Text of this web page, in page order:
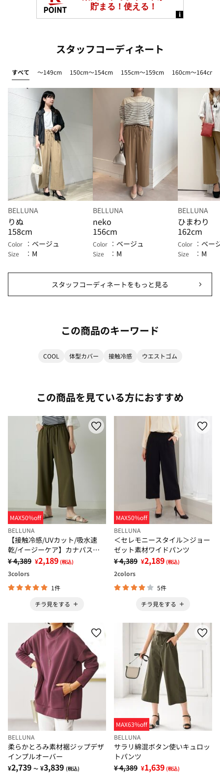
スタッフコーディネート
すべて ～149cm 150cm～154cm 155cm～159cm 160cm～164cm
BELLUNA
りぬ
158cm
Color ベージュ
Size M
BELLUNA
neko
156cm
Color ベージュ
Size M
BELLUNA
ひまわり
162cm
Color ベー
Size M
スタッフコーディネートをもっと見る
この商品のキーワード
COOL 体型カバー 接触冷感 ウエストゴム
この商品を見ている方におすすめ
MAX50%off
BELLUNA
【接触冷感/UVカット/吸水速
乾/イージーケア】カナパスト
レッチ素材ワイドパンツ
¥ 4,389 ¥2,189 (税込)
3colors
1件
チラ見をする
MAX50%off
BELLUNA
＜セレモニースタイル＞ジョー
ゼット素材ワイドパンツ
¥ 4,389 ¥2,189 (税込)
2colors
5件
チラ見をする
BELLUNA
柔らかとろみ素材裾ジップデザ
インプルオーバー
¥2,739 ～ ¥3,839 (税込)
MAX63%off
BELLUNA
サラリ綿混ボタン使いキュロッ
トパンツ
¥ 4,389 ¥1,639 (税込)